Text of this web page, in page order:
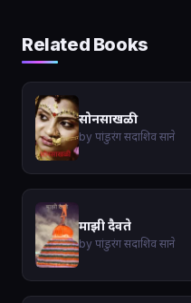
Related Books
सोनसाखळी
by पांडुरंग सदाशिव साने
माझी दैवते
by पांडुरंग सदाशिव साने